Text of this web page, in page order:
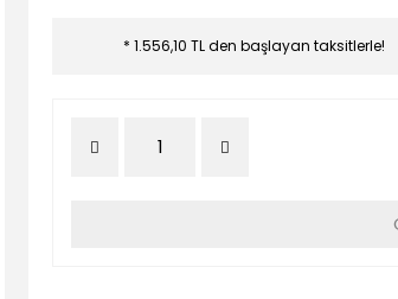
* 1.556,10 TL den başlayan taksitlerle!